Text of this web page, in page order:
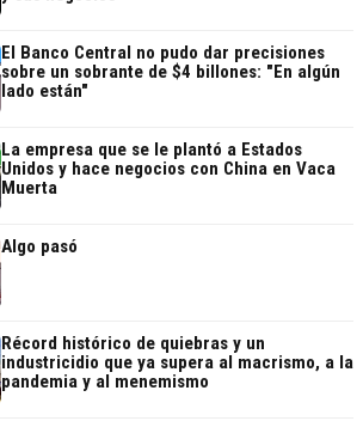
El Banco Central no pudo dar precisiones
sobre un sobrante de $4 billones: "En algún
lado están"
La empresa que se le plantó a Estados
Unidos y hace negocios con China en Vaca
Muerta
Algo pasó
Récord histórico de quiebras y un
industricidio que ya supera al macrismo, a la
pandemia y al menemismo